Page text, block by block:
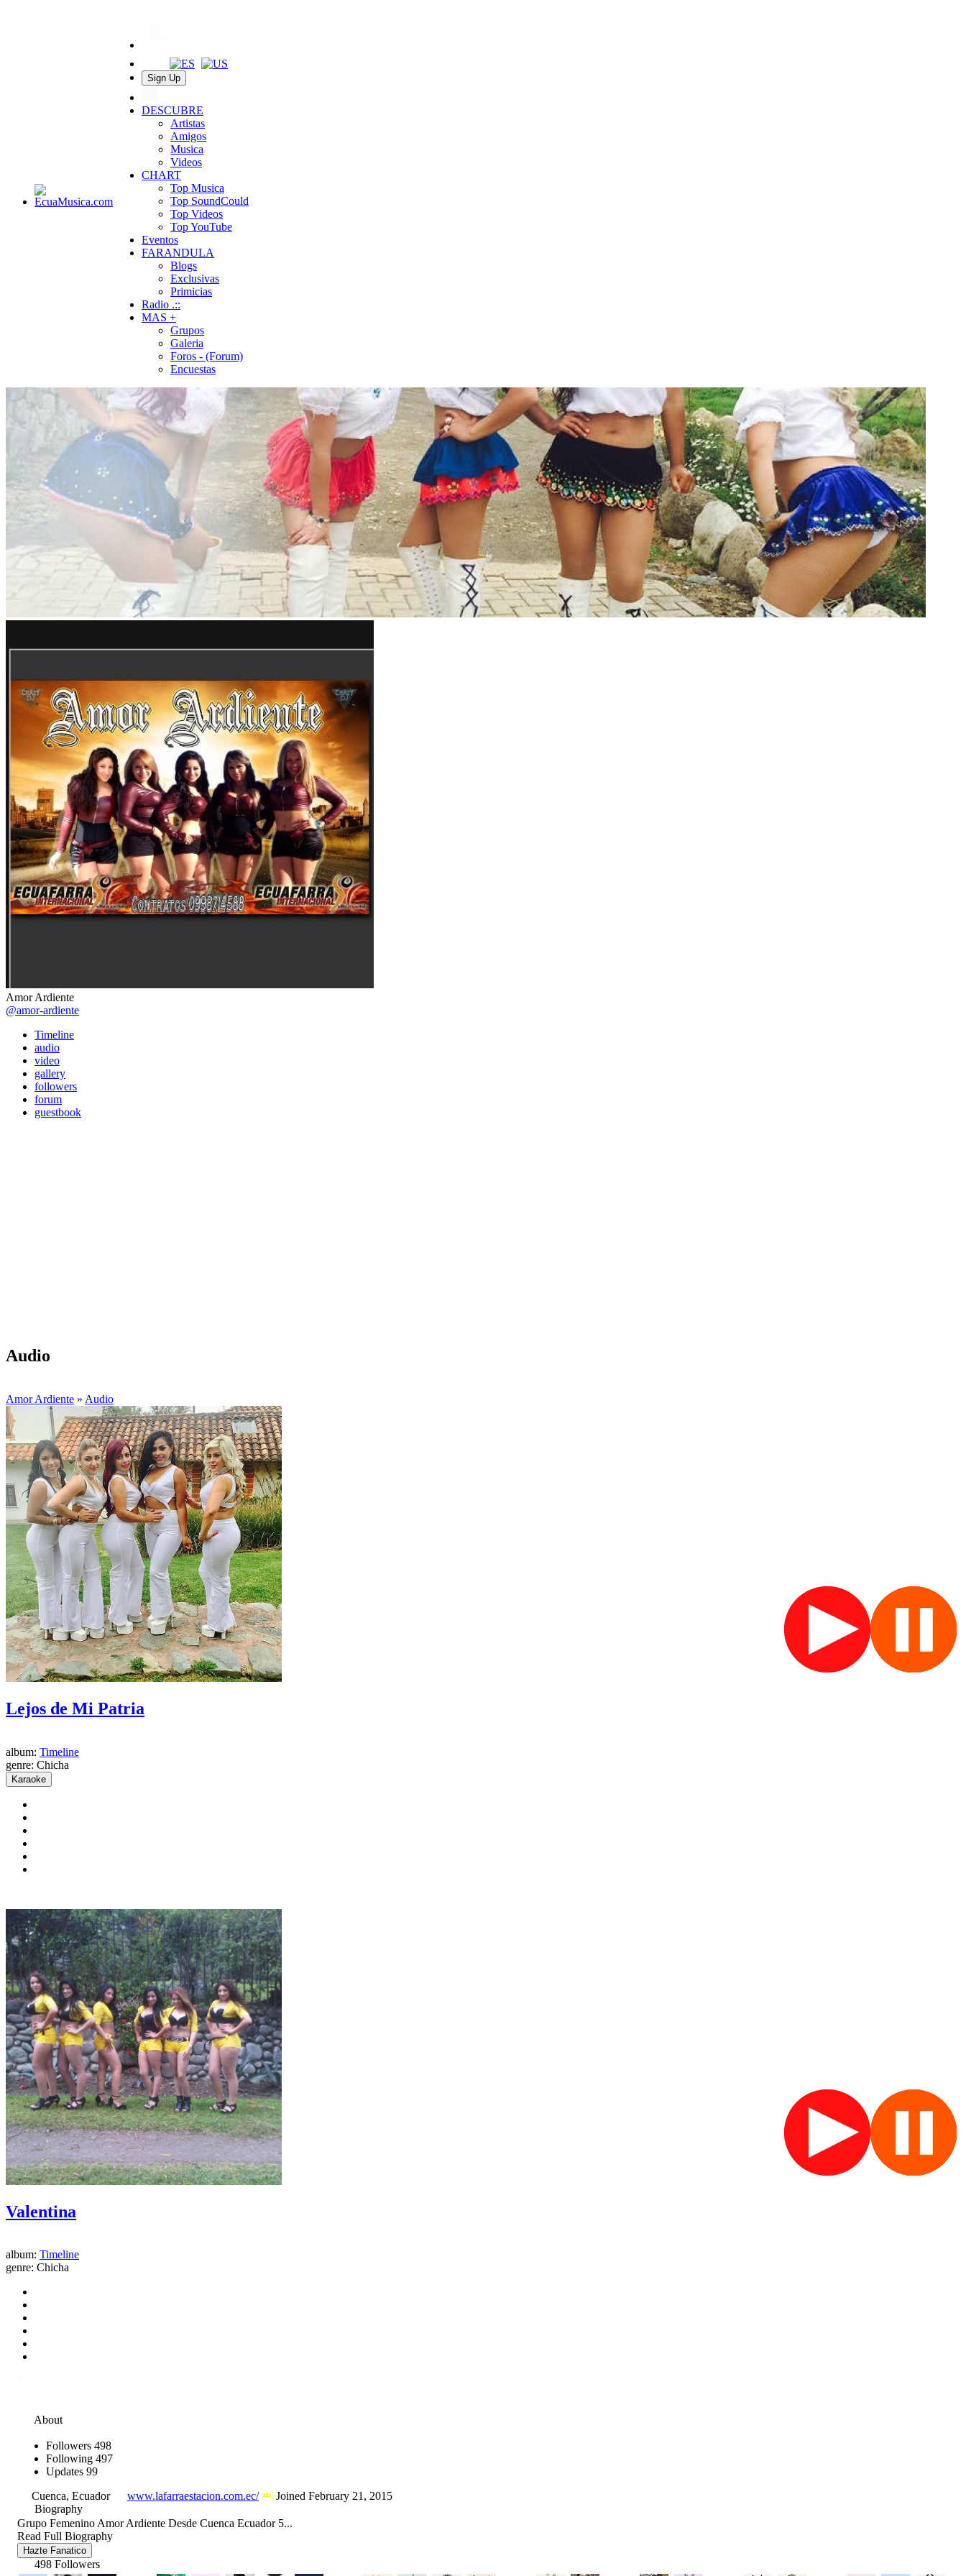
Sign Up
DESCUBRE
Artistas
Amigos
Musica
Videos
CHART
Top Musica
Top SoundCould
Top Videos
Top YouTube
Eventos
FARANDULA
Blogs
Exclusivas
Primicias
Radio .::
MAS +
Grupos
Galeria
Foros - (Forum)
Encuestas
Amor Ardiente
@amor-ardiente
Timeline
audio
video
gallery
followers
forum
guestbook
Audio
Amor Ardiente » Audio
Lejos de Mi Patria
album: Timeline
genre: Chicha
Karaoke
Valentina
album: Timeline
genre: Chicha
About
Followers 498
Following 497
Updates 99
Cuenca, Ecuador
www.lafarraestacion.com.ec/
Joined February 21, 2015
Biography
Grupo Femenino Amor Ardiente Desde Cuenca Ecuador 5...
Read Full Biography
Hazte Fanatico
498 Followers